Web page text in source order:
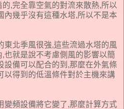
,完全靠空氣的對流來散熱,所以
內幾乎沒有這種水塔,所以不是本
東北季風很強,這些流過水塔的風
也就是說不考慮側風的影響以簡
設備可以配合的到,那麼在外氣條
以得到的低溫條件對於主機來講
變頻設備將它變了,那麼計算方式